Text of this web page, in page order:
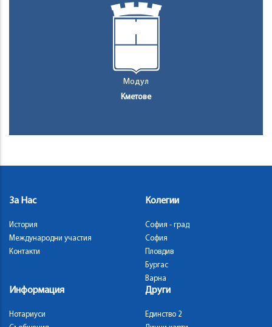
Модул
Кметове
За Нас
История
Международни участия
Контакти
Колегии
София - град
София
Пловдив
Бургас
Варна
Информация
Нотариуси
Други
Единство 2